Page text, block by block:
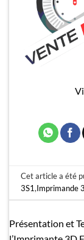
Cet article a été
3S1,Imprimande
Présentation et